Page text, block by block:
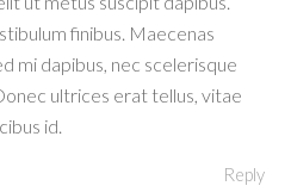
finibus. Maecenas
mi dapibus, nec scelerisque
ultrices erat tellus, vitae
id.
Reply